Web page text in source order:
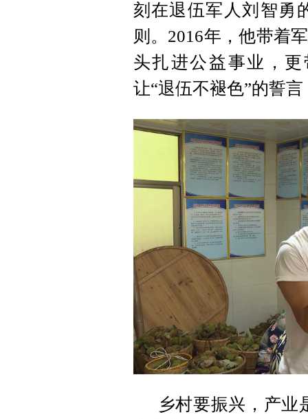
刻在退伍军人刘智勇
则。2016年，他带着
头扎进公益事业，
让“退伍不褪色”的誓
乡村要振兴，产业